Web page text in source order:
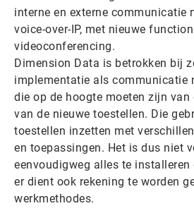
interne en externe communicatie
voice-over-IP, met nieuwe
videoconferencing.
Dimension Data is betrokken bij
implementatie als communicatie
die op de hoogte moeten zijn van
van de nieuwe toestellen. Die
toestellen inzetten met
en toepassingen. Het is dus niet
eenvoudigweg alles te installeren
er dient ook rekening te worden
werkmethodes.